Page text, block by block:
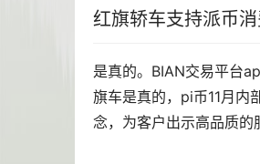
红旗轿车支持派币
是真的。BIAN交易平台
旗车是真的，pi币11月内
念，为客户出示高品质的